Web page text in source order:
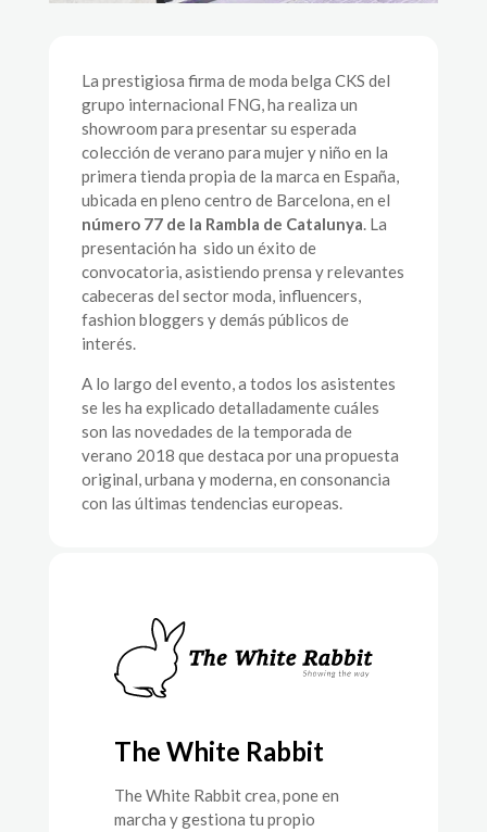
La prestigiosa firma de moda belga CKS del
grupo internacional FNG, ha realiza un
showroom para presentar su esperada
colección de verano para mujer y niño en la
primera tienda propia de la marca en España,
ubicada en pleno centro de Barcelona, en el
número 77 de la Rambla de Catalunya. La
presentación ha sido un éxito de
convocatoria, asistiendo prensa y relevantes
cabeceras del sector moda, influencers,
fashion bloggers y demás públicos de
interés.
A lo largo del evento, a todos los asistentes
se les ha explicado detalladamente cuáles
son las novedades de la temporada de
verano 2018 que destaca por una propuesta
original, urbana y moderna, en consonancia
con las últimas tendencias europeas.
The White Rabbit
The White Rabbit crea, pone en
marcha y gestiona tu propio